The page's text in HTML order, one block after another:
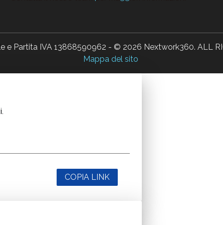
e Partita IVA 13868590962 - © 2026 Nextwork360. ALL
Mappa del sito
COPIA LINK